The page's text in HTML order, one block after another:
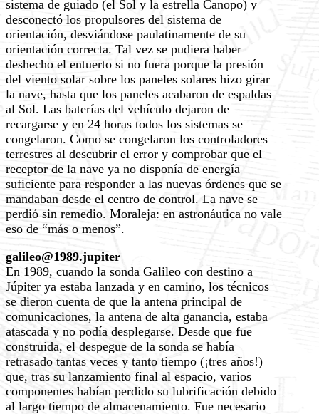
sistema de guiado (el Sol y la estrella Canopo) y
desconectó los propulsores del sistema de
orientación, desviándose paulatinamente de su
orientación correcta. Tal vez se pudiera haber
deshecho el entuerto si no fuera porque la presión
del viento solar sobre los paneles solares hizo girar
la nave, hasta que los paneles acabaron de espaldas
al Sol. Las baterías del vehículo dejaron de
recargarse y en 24 horas todos los sistemas se
congelaron. Como se congelaron los controladores
terrestres al descubrir el error y comprobar que el
receptor de la nave ya no disponía de energía
suficiente para responder a las nuevas órdenes que se
mandaban desde el centro de control. La nave se
perdió sin remedio. Moraleja: en astronáutica no vale
eso de “más o menos”.
galileo@1989.jupiter
En 1989, cuando la sonda Galileo con destino a
Júpiter ya estaba lanzada y en camino, los técnicos
se dieron cuenta de que la antena principal de
comunicaciones, la antena de alta ganancia, estaba
atascada y no podía desplegarse. Desde que fue
construida, el despegue de la sonda se había
retrasado tantas veces y tanto tiempo (¡tres años!)
que, tras su lanzamiento final al espacio, varios
componentes habían perdido su lubrificación debido
al largo tiempo de almacenamiento. Fue necesario